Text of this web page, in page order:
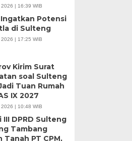
| 16:39 WIB
Ingatkan Potensi
di Sulteng
| 17:25 WIB
Kirim Surat
soal Sulteng
Tuan Rumah
IX 2027
| 10:48 WIB
III DPRD Sulteng
Tambang
Tanah PT CPM,